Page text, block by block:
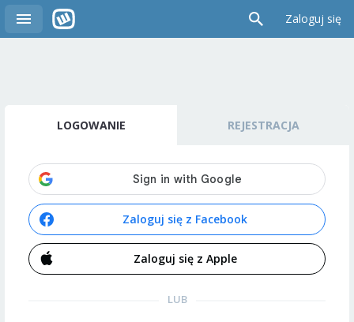
Zaloguj się
LOGOWANIE REJESTRACJA
Zaloguj się z Facebook
Zaloguj się z Apple
LUB